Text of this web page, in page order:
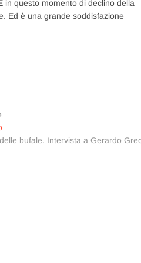
questo momento di declino della
Ed è una grande soddisfazione
Articolo
successivo:
delle bufale. Intervista a Gerardo